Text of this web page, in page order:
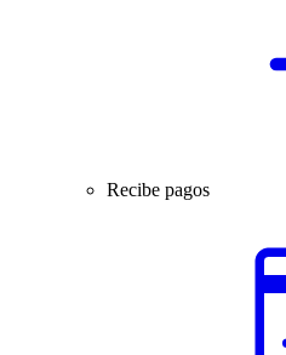
Recibe pagos